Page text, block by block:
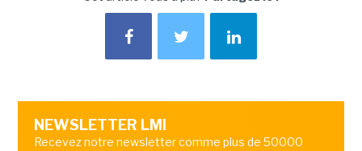
NEWSLETTER LMI
Recevez notre newsletter comme plus de 50000